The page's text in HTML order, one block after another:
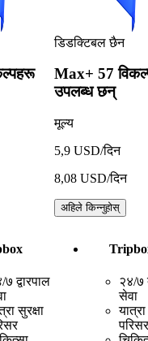
७ द्वारपाल
सुरक्षा
डिडक्टिबल छैन
Max+ 57
उपलब्ध छन्
मूल्य
5,9 USD/दिन
8,08 USD/दिन
अहिले किन्नुहोस्
२४/७
सेवा
परिसर